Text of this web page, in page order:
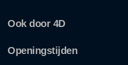
Ook door 4D
Openingstijden